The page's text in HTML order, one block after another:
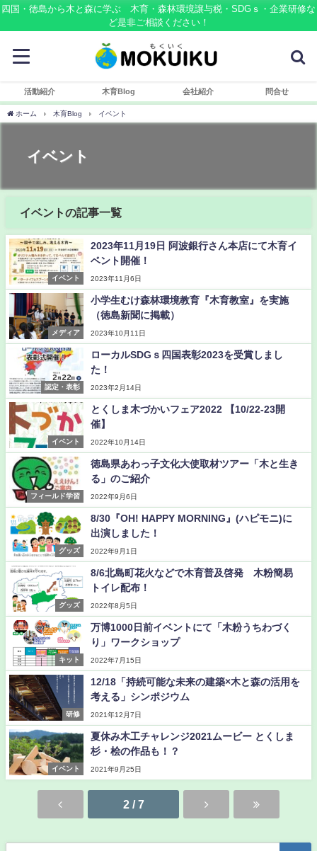
四国・徳島から木と森に学ぶ 木育・森林環境譲与税・SDGｓ・企業研修な
ど是非ご相談ください！
活動紹介 木育Blog 会社紹介 問合せ
ホーム 木育Blog イベント
イベント
イベントの記事一覧
イベント
2023年11月19日 阿波銀行さん本店にて木育イ
ベント開催！
2023年11月6日
メディア
小学生むけ森林環境教育『木育教室』を実施
（徳島新聞に掲載）
2023年10月11日
認定・表彰
ローカルSDGｓ四国表彰2023を受賞しまし
た！
2023年2月14日
イベント
とくしま木づかいフェア2022 【10/22-23開
催】
2022年10月14日
フィールド学習
徳島県あわっ子文化大使取材ツアー「木と生き
る」のご紹介
2022年9月6日
グッズ
8/30『OH! HAPPY MORNING』(ハピモニ)に
出演しました！
2022年9月1日
グッズ
8/6北島町花火などで木育普及啓発 木粉簡易
トイレ配布！
2022年8月5日
キット
万博1000日前イベントにて「木粉うちわづく
り」ワークショップ
2022年7月15日
研修
12/18「持続可能な未来の建築×木と森の活用を
考える」シンポジウム
2021年12月7日
イベント
夏休み木工チャレンジ2021ムービー とくしま
杉・桧の作品も！？
2021年9月25日
2 / 7